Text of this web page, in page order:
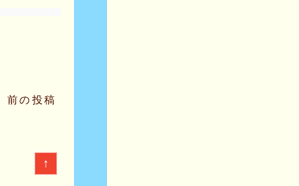
前の投稿
↑